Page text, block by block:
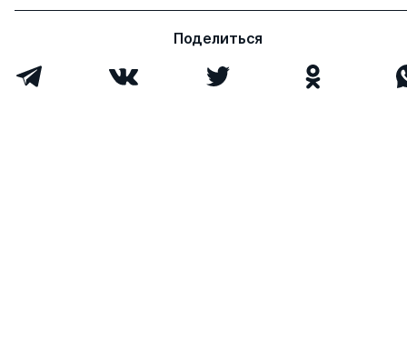
Поделиться